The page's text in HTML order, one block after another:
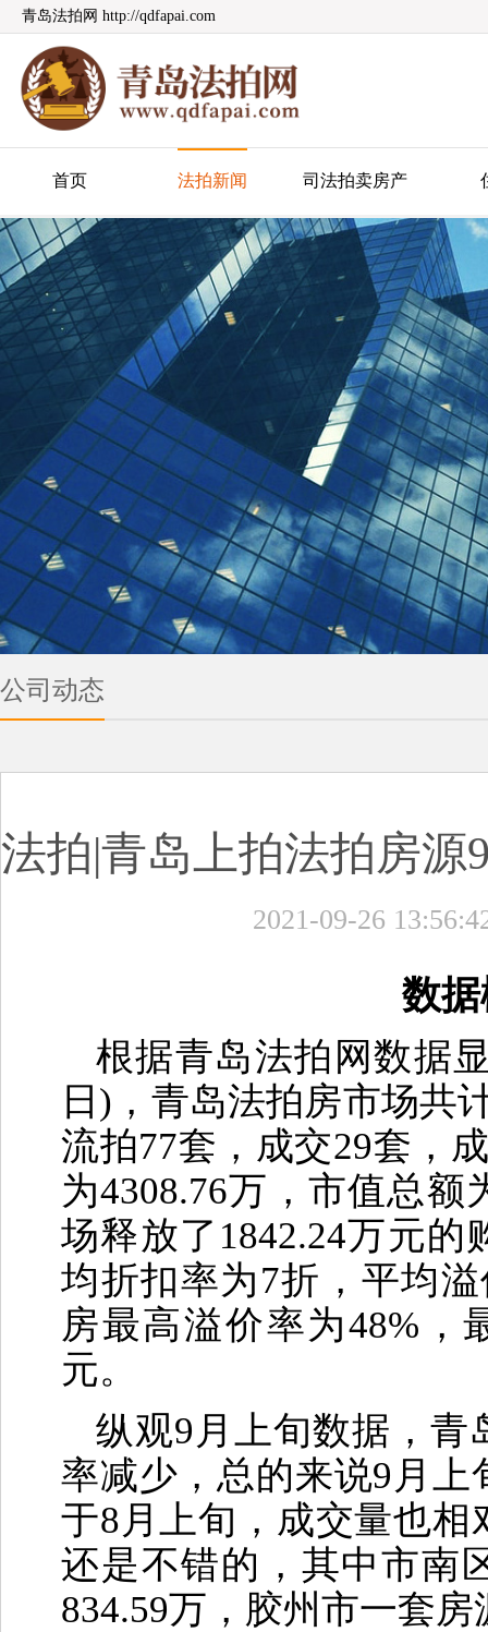
青岛法拍网 http://qdfapai.com
青岛法拍网
首页 法拍新闻 司法拍卖房产
公司动态
法拍|青岛上拍法拍房源
2021-09-26
数
根据青岛法拍网数据
日)，青岛法拍房市场共
流拍77套，成交29套，
为4308.76万，市值总额
场释放了1842.24万元
均折扣率为7折，平均
房最高溢价率为48%，
元。
纵观9月上旬数据，青
率减少，总的来说9月
于8月上旬，成交量也
还是不错的，其中市南
834.59万，胶州市一套